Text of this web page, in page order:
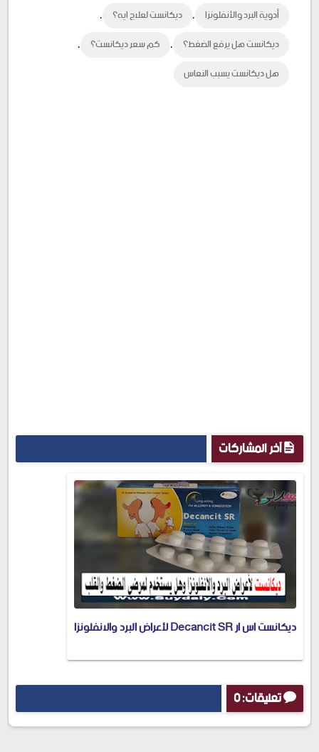
Plus أدوية البرد والأنفلونزا , ديكانست لعلاج ايه؟ ,
ديكانست هل يرفع الضغط؟ , كم سعر ديكانست؟ ,
هل ديكانست يسبب النعاس
آخر المشاركات
ديكانست اس ار Decancit SR لأعراض البرد والانفلونزا
تعليقات: 0
إرسال تعليق